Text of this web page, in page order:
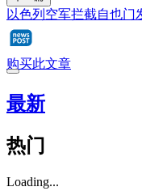
以色列空军拦截自也门
购买此文章
最新
热门
Loading...